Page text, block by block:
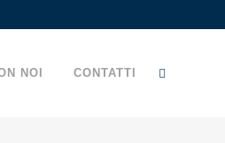
NOI CONTATTI